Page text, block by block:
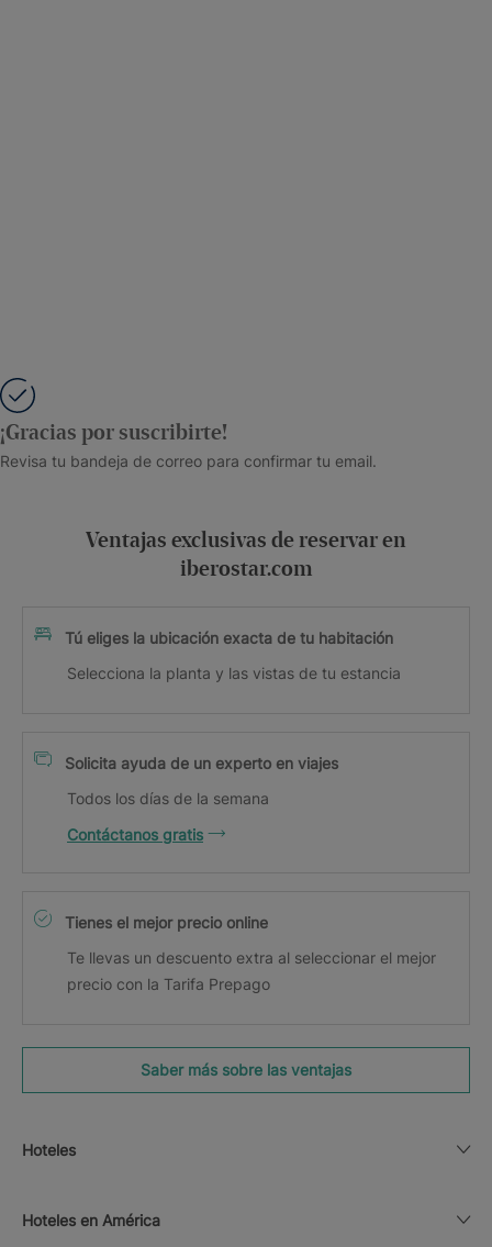
¡Gracias por suscribirte!
Revisa tu bandeja de correo para confirmar tu email.
Ventajas exclusivas de reservar en
iberostar.com
Tú eliges la ubicación exacta de tu habitación
Selecciona la planta y las vistas de tu estancia
Solicita ayuda de un experto en viajes
Todos los días de la semana
Contáctanos gratis
Tienes el mejor precio online
Te llevas un descuento extra al seleccionar el mejor
precio con la Tarifa Prepago
Saber más sobre las ventajas
Hoteles
Hoteles en América